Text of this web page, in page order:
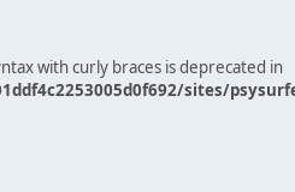
with curly braces is deprecated in
sites/